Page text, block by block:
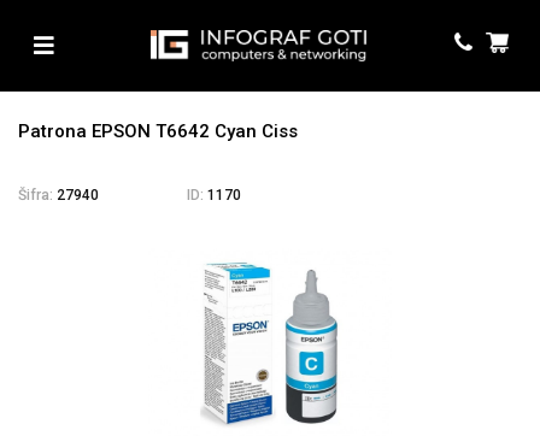
Patrona EPSON T6642 Cyan Ciss
Šifra: 27940 ID: 1170